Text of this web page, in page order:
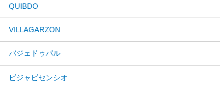
QUIBDO
VILLAGARZON
バジェドゥパル
ビジャビセンシオ